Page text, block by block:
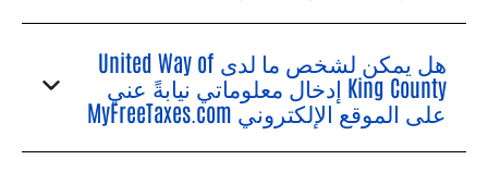
هل يمكن لشخص ما لدى United Way of
King County إدخال معلوماتي نيابةً عني
على الموقع الإلكتروني MyFreeTaxes.com